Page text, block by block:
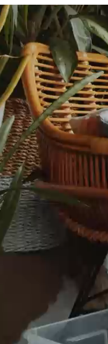
*יש לבחור